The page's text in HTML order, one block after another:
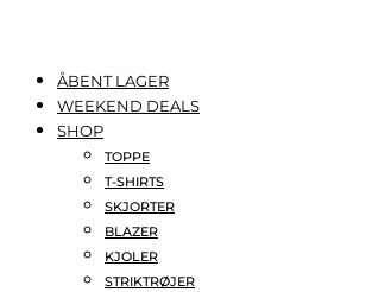
ÅBENT LAGER
WEEKEND DEALS
SHOP
TOPPE
T-SHIRTS
SKJORTER
BLAZER
KJOLER
STRIKTRØJER